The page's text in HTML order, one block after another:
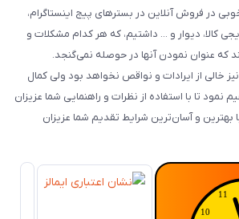
در فروش آنلاین در بسترهای پیج اینستاگرام،
کالا، دیوار و ... داشتیم، که هر کدام مشکلات و
عنوان نمودن آنها در حوصله نمی‌گنجد.
خالی از ایرادات و نواقص نخواهد بود ولی کمال
تا با استفاده از نظرات و راهنمایی شما عزیزان
بهترین و آسان‌ترین شرایط تقدیم شما عزیزان